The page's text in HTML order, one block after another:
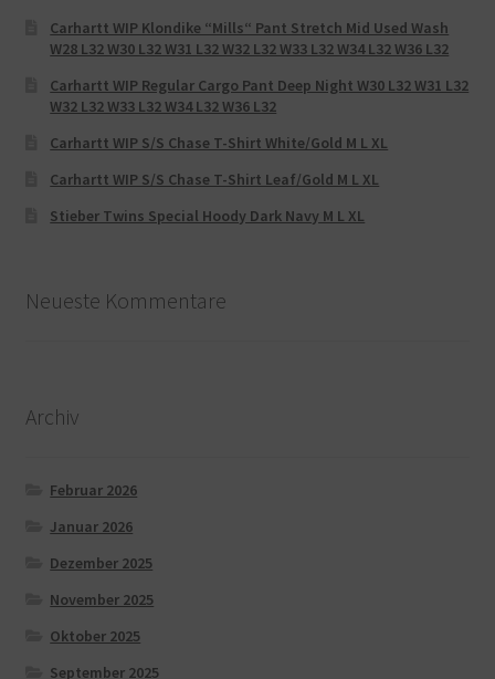
Carhartt WIP Klondike “Mills“ Pant Stretch Mid Used Wash
W28 L32 W30 L32 W31 L32 W32 L32 W33 L32 W34 L32 W36 L32
Carhartt WIP Regular Cargo Pant Deep Night W30 L32 W31 L32
W32 L32 W33 L32 W34 L32 W36 L32
Carhartt WIP S/S Chase T-Shirt White/Gold M L XL
Carhartt WIP S/S Chase T-Shirt Leaf/Gold M L XL
Stieber Twins Special Hoody Dark Navy M L XL
Neueste Kommentare
Archiv
Februar 2026
Januar 2026
Dezember 2025
November 2025
Oktober 2025
September 2025